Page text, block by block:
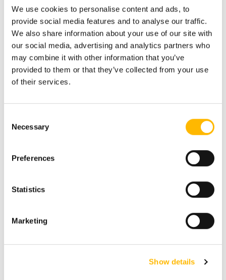
We use cookies to personalise content and ads, to
provide social media features and to analyse our traffic.
We also share information about your use of our site with
our social media, advertising and analytics partners who
may combine it with other information that you’ve
provided to them or that they’ve collected from your use
of their services.
Selection
Necessary
Preferences
Statistics
Marketing
Show details
Serie
Einschaltanzeige
hinzufügen
Vergleichsliste
hinzufügen